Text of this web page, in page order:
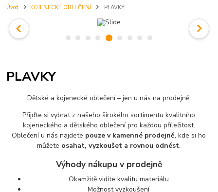
Úvod KOJENECKÉ OBLEČENÍ PLAVKY
PLAVKY
Dětské a kojenecké oblečení – jen u nás na prodejně.
Přijďte si vybrat z našeho širokého sortimentu kvalitního
kojeneckého a dětského oblečení pro každou příležitost.
Oblečení u nás najdete pouze v kamenné prodejně, kde si ho
můžete osahat, vyzkoušet a rovnou odnést.
Výhody nákupu v prodejně
Okamžitě vidíte kvalitu materiálu
Možnost vyzkoušení